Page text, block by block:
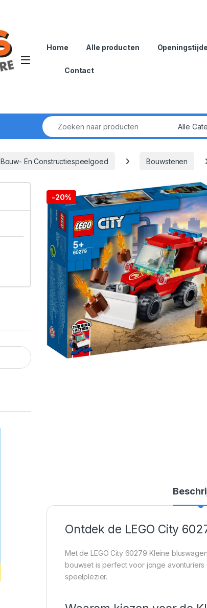
Open
Home Alle producten
Contact
Zoek naar:
Bouw- En Constructiespeelgoed Bouwstenen
-20%
Ontdek de LEGO City
Met de LEGO City 60279 Kleine
bouwset is perfect voor jonge
speelplezier.